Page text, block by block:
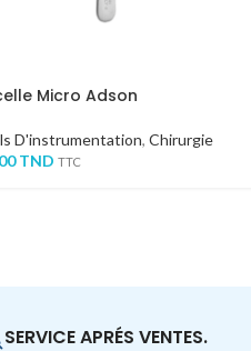
Micro Adson
D'instrumentation, Chirurgie
TND TTC
SERVICE APRÉS VENTES.